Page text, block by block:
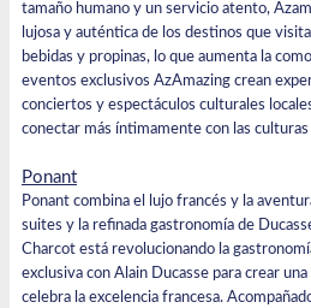
tamaño humano y un servicio atento,
lujosa y auténtica de los destinos que
bebidas y propinas, lo que aumenta la
eventos exclusivos AzAmazing crean
conciertos y espectáculos culturales
conectar más íntimamente con las culturas
Ponant
Ponant combina el lujo francés y la
suites y la refinada gastronomía de
Charcot está revolucionando la
exclusiva con Alain Ducasse para crear
celebra la excelencia francesa.